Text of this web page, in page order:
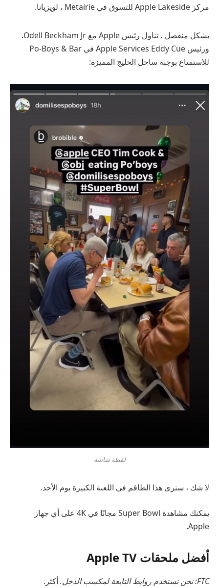
مركز Apple Lakeside للتسوق في Metairie ، لويزيانا.
بشكل منفصل ، تناول رئيس Apple مع Odell Beckham Jr.
ورئيس Apple Services Eddy Cue في Po-Boys & Bar
للاستمتاع بوجبة ساحل الخليج المميزة:
لقطة شاشة
لا شك ، سنرى هذا الطاقم في اللعبة الكبيرة يوم الأحد.
يمكنك مشاهدة Super Bowl مجانًا في 4K على أي جهاز
Apple.
أفضل ملحقات Apple TV
FTC: نحن نستخدم روابط التابعة لمكسب الدخل. أكثر.